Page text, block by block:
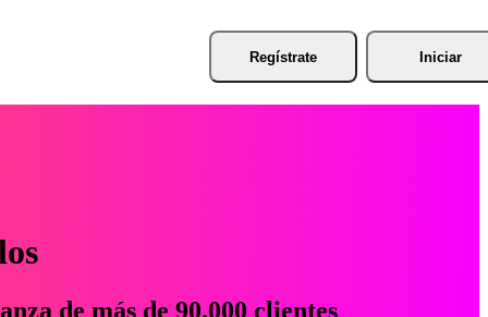
Regístrate Iniciar
de más de 90.000 clientes